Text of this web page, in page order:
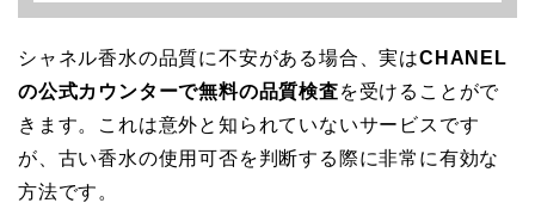
シャネル香水の品質に不安がある場合、実はCHANEL
の公式カウンターで無料の品質検査を受けることがで
きます。これは意外と知られていないサービスです
が、古い香水の使用可否を判断する際に非常に有効な
方法です。